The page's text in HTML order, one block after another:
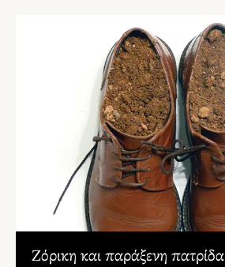
Ζόρικη και παράξενη πατρίδα